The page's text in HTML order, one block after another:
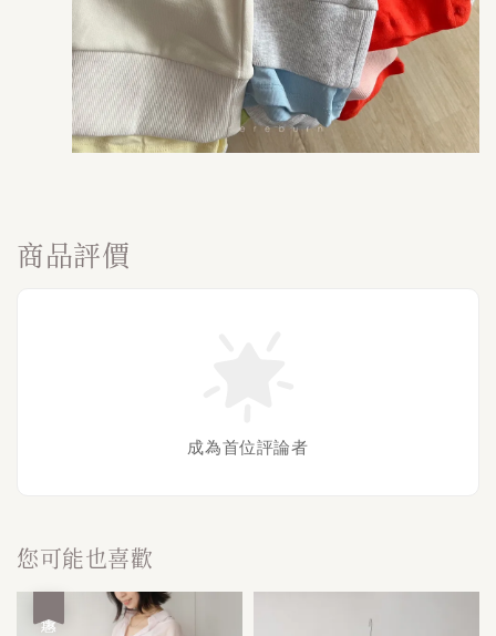
商品評價
成為首位評論者
您可能也喜歡